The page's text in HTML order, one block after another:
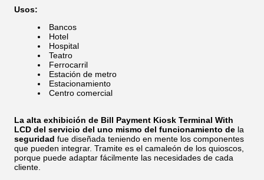
Usos:
Bancos
Hotel
Hospital
Teatro
Ferrocarril
Estación de metro
Estacionamiento
Centro comercial
La alta exhibición de Bill Payment Kiosk Terminal With
LCD del servicio del uno mismo del funcionamiento de la
seguridad fue diseñada teniendo en mente los componentes
que pueden integrar. Tramite es el camaleón de los quioscos,
porque puede adaptar fácilmente las necesidades de cada
cliente.